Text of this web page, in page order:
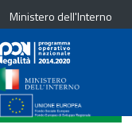
Ministero dell'Interno